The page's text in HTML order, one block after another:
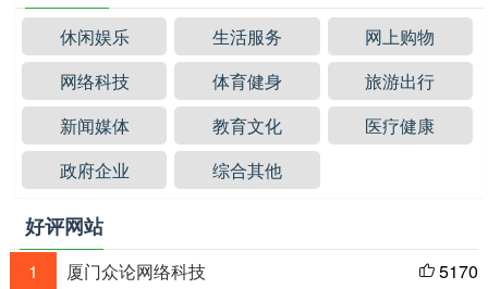
休闲娱乐 生活服务
网上购物
网络科技
体育健身
旅游出行
新闻媒体
教育文化
医疗健康
政府企业
综合其他
好评网站
1 厦门众论网络科技  5170